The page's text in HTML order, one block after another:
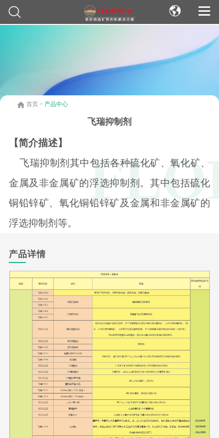
首页> 产品中心
飞瑞抑制剂
【简介描述】
飞瑞抑制剂其中包括各种硫化矿、氧化矿、
金属及非金属矿的浮选抑制剂。其中包括硫化
铜铅锌矿、氧化铜铅锌矿及金属和非金属矿的
浮选抑制剂等。
产品详情